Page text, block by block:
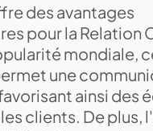
des avantages
pour la Relation
mondiale,
une
ainsi des
clients. De plus,